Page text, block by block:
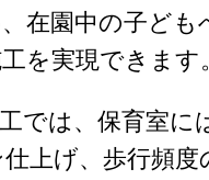
在園中の子ども
を実現できます
では、保育室に
上げ、歩行頻度